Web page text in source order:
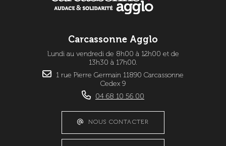
Carcassonne Agglo
Lundi au vendredi de 8h00 à 12h00 et de
13h30 à 17h00.
1 rue Pierre Germain 11890 Carcassonne
Cedex 9
04 68 10 56 00
NOUS CONTACTER